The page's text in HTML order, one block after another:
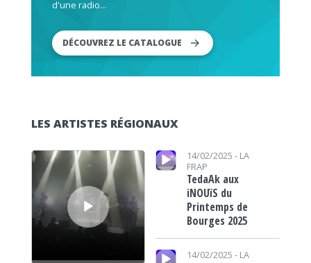
d'une radio...
DÉCOUVREZ LE CATALOGUE
LES ARTISTES RÉGIONAUX
Lecteur audio
Lecteur audio 14/02/2025 - LA
FRAP
TedaAk aux
iNOUïS du
Printemps de
Bourges 2025
Lecteur audio
14/02/2025 - LA